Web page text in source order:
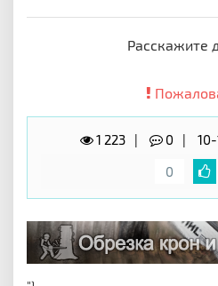
Расскажите
1 223 0
0